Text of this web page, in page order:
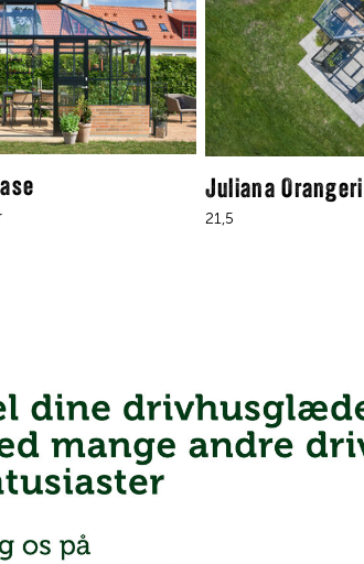
Juliana Orangeri
21,5